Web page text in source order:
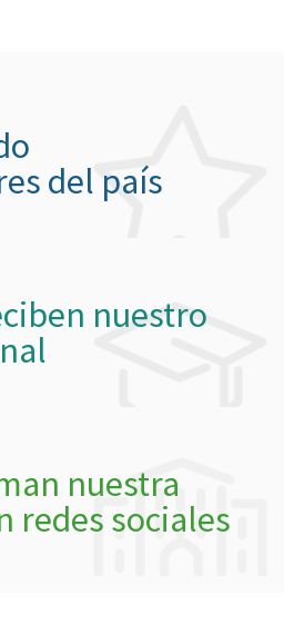
del país
nuestro
nuestra
redes sociales